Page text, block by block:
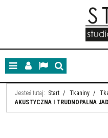
MenuPanelLangSzukaj
Jesteś tutaj: Start / Tkaniny /
AKUSTYCZNA I TRUDNOPALNA